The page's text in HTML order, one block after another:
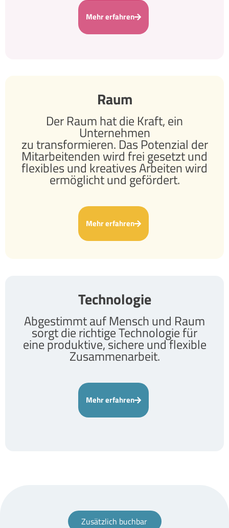
Mehr erfahren
Raum
Der Raum hat die Kraft, ein
Unternehmen
zu transformieren. Das Potenzial der
Mitarbeitenden wird frei gesetzt und
flexibles und kreatives Arbeiten wird
ermöglicht und gefördert.
Mehr erfahren
Technologie
Abgestimmt auf Mensch und Raum
sorgt die richtige Technologie für
eine produktive, sichere und flexible
Zusammenarbeit.
Mehr erfahren
Zusätzlich buchbar